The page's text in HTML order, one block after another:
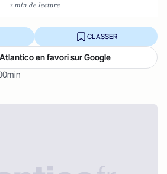
2 min de lecture
CLASSER
en favori sur Google